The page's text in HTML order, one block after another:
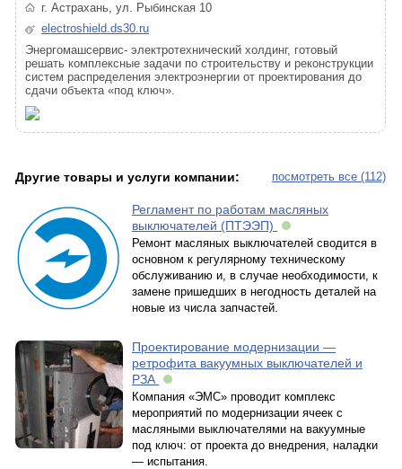
г. Астрахань, ул. Рыбинская 10
electroshield.ds30.ru
Энергомашсервис- электротехнический холдинг, готовый
решать комплексные задачи по строительству и реконструкции
систем распределения электроэнергии от проектирования до
сдачи объекта «под ключ».
посмотреть все (112)
Другие товары и услуги компании:
Регламент по работам масляных
выключателей (ПТЭЭП)
Ремонт масляных выключателей сводится в
основном к регулярному техническому
обслуживанию и, в случае необходимости, к
замене пришедших в негодность деталей на
новые из числа запчастей.
Проектирование модернизации —
ретрофита вакуумных выключателей и
РЗА
Компания «ЭМС» проводит комплекс
мероприятий по модернизации ячеек с
масляными выключателями на вакуумные
под ключ: от проекта до внедрения, наладки
— испытания.